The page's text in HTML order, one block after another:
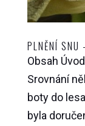
PLNĚNÍ SNU
Obsah
Srovnání
boty do
byla